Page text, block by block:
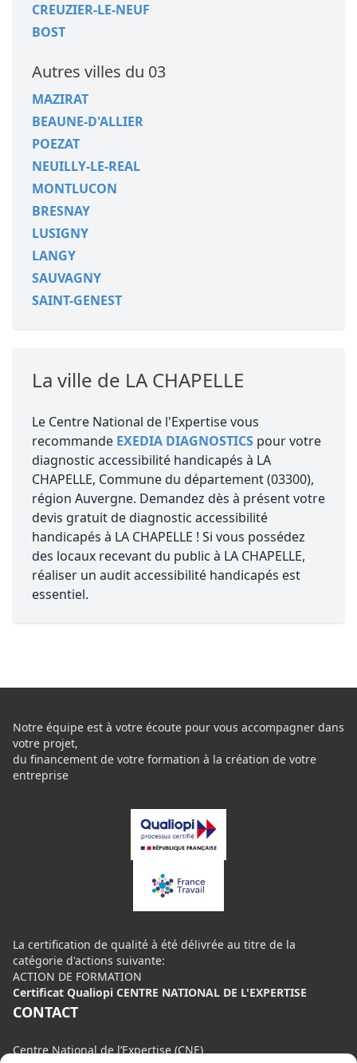
CREUZIER-LE-NEUF
BOST
Autres villes du 03
MAZIRAT
BEAUNE-D'ALLIER
POEZAT
NEUILLY-LE-REAL
MONTLUCON
BRESNAY
LUSIGNY
LANGY
SAUVAGNY
SAINT-GENEST
La ville de LA CHAPELLE
Le Centre National de l'Expertise vous
recommande EXEDIA DIAGNOSTICS pour votre
diagnostic accessibilité handicapés à LA
CHAPELLE, Commune du département (03300),
région Auvergne. Demandez dès à présent votre
devis gratuit de diagnostic accessibilité
handicapés à LA CHAPELLE ! Si vous possédez
des locaux recevant du public à LA CHAPELLE,
réaliser un audit accessibilité handicapés est
essentiel.
Notre équipe est à votre écoute pour vous accompagner dans
votre projet,
du financement de votre formation à la création de votre
entreprise
La certification de qualité à été délivrée au titre de la
catégorie d'actions suivante:
ACTION DE FORMATION
Certificat Qualiopi CENTRE NATIONAL DE L'EXPERTISE
CONTACT
Centre National de l’Expertise (CNE)